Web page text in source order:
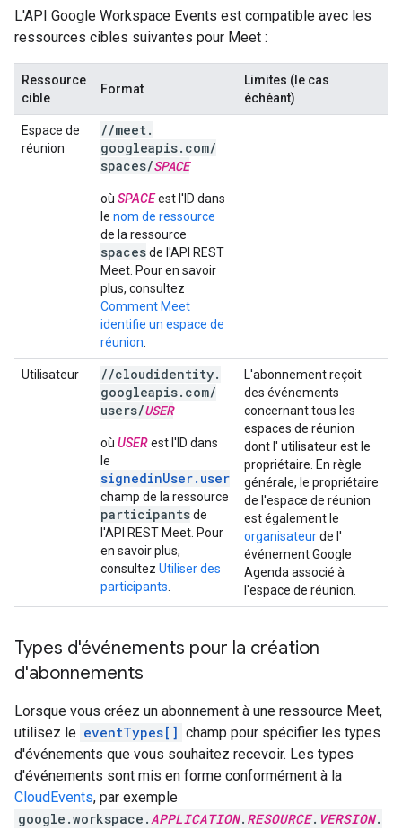
L'API Google Workspace Events est compatible avec les
ressources cibles suivantes pour Meet :
Ressource
cible
Format
Limites (le cas
échéant)
Espace de
réunion
//meet.
googleapis. com/
spaces/SPACE
où SPACEest l'ID dans
le nom de ressource
de la ressource
spacesde l'API REST
Meet. Pour en savoir
plus, consultez
Comment Meet
identifie un espace de
réunion
Utilisateur //cloudidentity.
googleapis. com/
users/USER
où USERest l'ID dans
le
signedinUser.user
champ de la ressource
participantsde
l'API REST Meet. Pour
en savoir plus,
consultez Utiliser des
participants
L'abonnement reçoit
des événements
concernant tous les
espaces de réunion
dont l' utilisateur est le
propriétaire. En règle
générale, le propriétaire
de l'espace de réunion
est également le
organisateurde l'
événement Google
Agenda associé à
l'espace de réunion.
Types d'événements pour la création
d'abonnements
Lorsque vous créez un abonnement à une ressource Meet,
utilisez le eventTypes[] champ pour spécifier les types
d'événements que vous souhaitez recevoir. Les types
d'événements sont mis en forme conformément à la
CloudEvents, par exemple
google.workspace.APPLICATION. RESOURCE. VERSION.